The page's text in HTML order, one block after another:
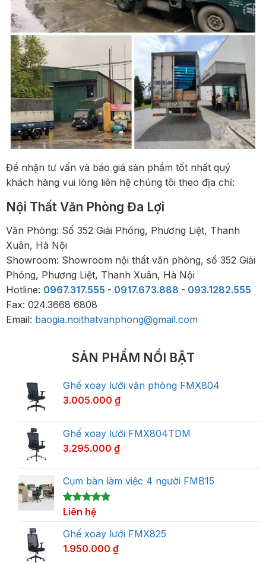
Để nhận tư vấn và báo giá sản phẩm tốt nhất quý
khách hàng vui lòng liên hệ chúng tôi theo địa chỉ:
Nội Thất Văn Phòng Đa Lợi
Văn Phòng: Số 352 Giải Phóng, Phương Liệt, Thanh
Xuân, Hà Nội
Showroom: Showroom nội thất văn phòng, số 352 Giải
Phóng, Phương Liệt, Thanh Xuân, Hà Nội
Hotline: 0967.317.555 - 0917.673.888 - 093.1282.555
Fax: 024.3668 6808
Email: baogia.noithatvanphong@gmail.com
SẢN PHẨM NỔI BẬT
Ghế xoay lưới văn phòng FMX804
3.005.000 ₫
Ghế xoay lưới FMX804TDM
3.295.000 ₫
Cụm bàn làm việc 4 người FMB15
5.00trên 5
dựa trên
1
đánh giá
Liên hệ
Ghế xoay lưới FMX825
1.950.000 ₫